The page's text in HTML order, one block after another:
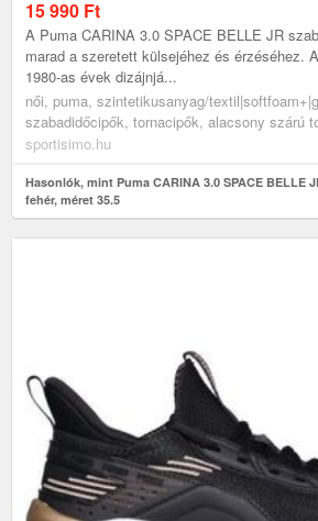
15 990 Ft
A Puma CARINA 3.0 SPACE BELLE JR
marad a szeretett külsejéhez és érzéséhez.
1980-as évek dizájnjá...
női, puma, szintetikusanyag/
szabadidőcipők, tornacipők, alacsony szárú
sportisimo.hu
Hasonlók, mint Puma CARINA 3.0 SPACE BELLE
fehér, méret 35.5